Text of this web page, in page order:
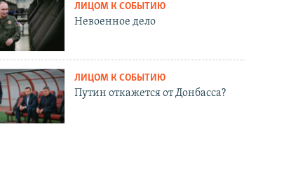
ЛИЦОМ К СОБЫТИЮ
Невоенное дело
ЛИЦОМ К СОБЫТИЮ
Путин откажется от Донбасса?